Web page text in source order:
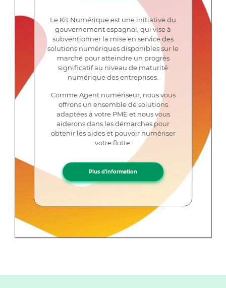
Le Kit Numérique est une initiative du
gouvernement espagnol, qui vise à
subventionner la mise en service des
solutions numériques disponibles sur le
marché pour atteindre un progrès
significatif au niveau de maturité
numérique des entreprises.
Comme Agent numériseur, nous vous
offrons un ensemble de solutions
adaptées à votre PME et nous vous
aiderons dans les démarches pour
obtenir les aides et pouvoir numériser
votre flotte.
Plus d'information